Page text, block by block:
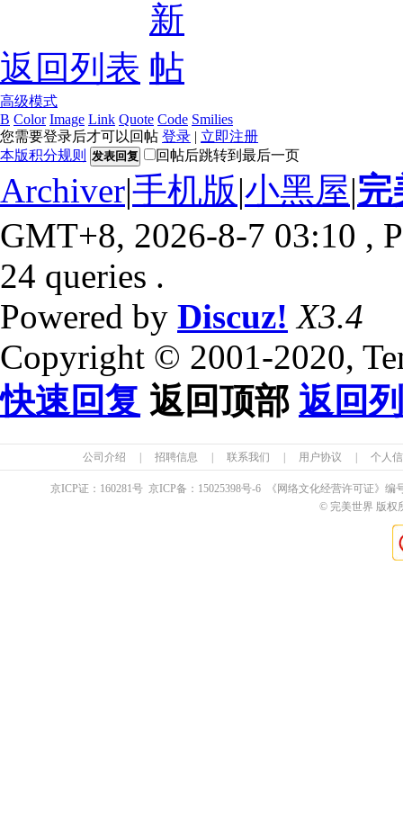
返回列表
高级模式
B Color Image Link Quote Code Smilies
您需要登录后才可以回帖 登录 | 立即注册
本版积分规则
发表回复 回帖后跳转到最后一页
Archiver|手机版|小黑屋|完
GMT+8, 2026-8-7 03:10 ,
24 queries .
Powered by Discuz! X3.4
Copyright © 2001-2020,
快速回复 返回顶部 返回
公司介绍 招聘信息 联系我们 用户协议 个人
京ICP证： 160281号 京ICP备： 15025398号-6 《网络文化经营许可证》编
© 完美世界 版权